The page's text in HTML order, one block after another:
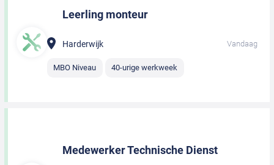
Leerling monteur
Harderwijk Vandaag
MBO Niveau 40-urige werkweek
Medewerker Technische Dienst